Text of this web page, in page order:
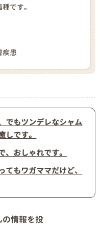
です。
疾患
でもツンデレなシャム
です。
おしゃれです。
もワガママだけど、
情報を投